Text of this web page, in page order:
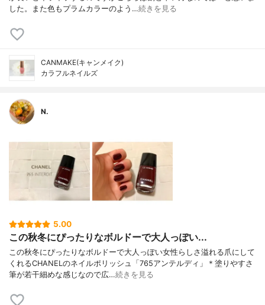
した。また色もプラムカラーのよう…続きを見る
CANMAKE(キャンメイク)
カラフルネイルズ
N.
5.00
この秋冬にぴったりなボルドーで大人っぽい...
この秋冬にぴったりなボルドーで大人っぽい女性らしさ溢れる爪にして
くれるCHANELのネイルポリッシュ「765アンテルディ」＊塗りやすさ
筆が若干細めな感じなので広…続きを見る